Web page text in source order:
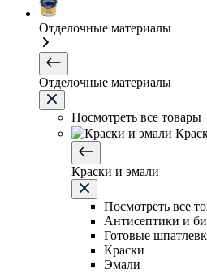
Отделочные материалы
Отделочные материалы
Посмотреть все товары
Краски и эмали
Посмотреть все
Антисептики и
Готовые
Краски
Эмали